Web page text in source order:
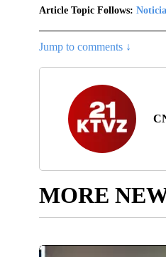
Article Topic Follows:
Jump to comments ↓
MORE